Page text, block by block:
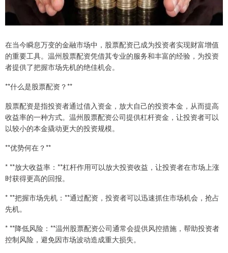
在当今瞬息万变的金融市场中，股票配资已成为投资者实现财富增值
的重要工具。温州股票配资凭借其专业的服务和丰富的经验，为投资
者提供了把握市场先机的绝佳机会。
**什么是股票配资？**
股票配资是指投资者通过借入资金，放大自己的投资本金，从而提高
收益率的一种方式。温州股票配资公司提供杠杆资金，让投资者可以
以较小的本金撬动更大的投资规模。
**优势何在？**
* **放大收益率：**杠杆作用可以放大投资收益，让投资者在市场上涨
时获得更高的回报。
* **把握市场先机：**通过配资，投资者可以迅速抓住市场机会，抢占
先机。
* **降低风险：**温州股票配资公司通常会提供风控措施，帮助投资者
控制风险，避免因市场波动造成重大损失。